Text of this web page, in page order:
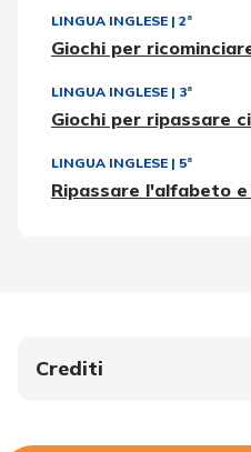
LINGUA INGLESE | 2ª
Giochi per
LINGUA INGLESE | 3ª
Giochi per ripassare
LINGUA INGLESE | 5ª
Ripassare l'alfabeto
Crediti